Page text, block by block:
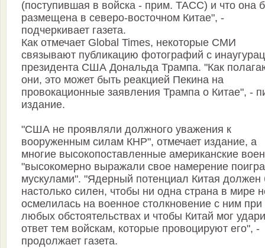
(поступившая в войска - прим. ТАСС) и что она
размещена в северо-восточном Китае", -
подчеркивает газета.
Как отмечает Global Times, некоторые СМИ
связывают публикацию фотографий с
президента США Дональда Трампа. "Как
они, это может быть реакцией Пекина на
провокационные заявления Трампа о Китае", -
издание.
"США не проявляли должного уважения к
вооруженным силам КНР", отмечает издание, а
многие высокопоставленные американские
"высокомерно выражали свое намерение
мускулами". "Ядерный потенциал Китая должен
настолько силен, чтобы ни одна страна в мире
осмелилась на военное столкновение с ним при
любых обстоятельствах и чтобы Китай мог
ответ тем войскам, которые провоцируют его", -
продолжает газета.